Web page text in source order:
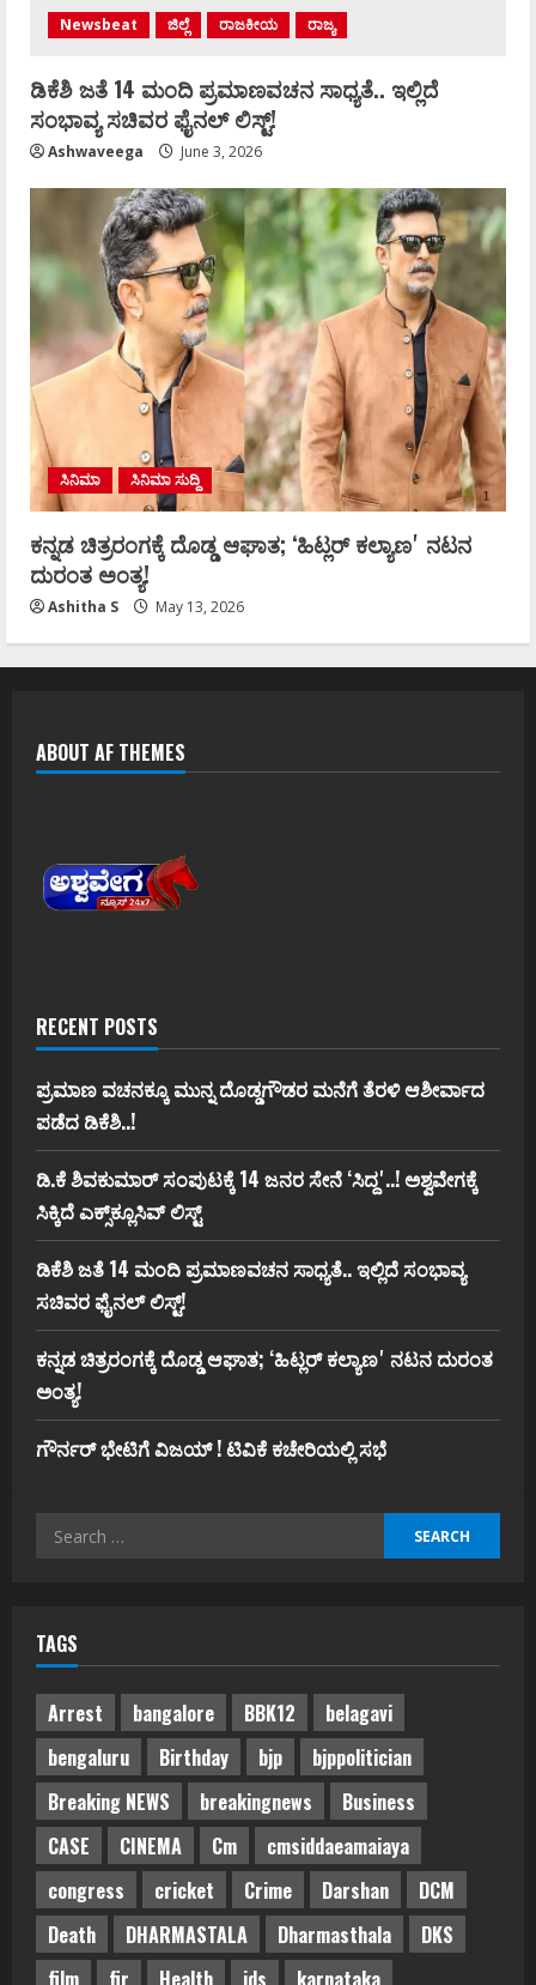
Newsbeat ಜಿಲ್ಲೆ ರಾಜಕೀಯ ರಾಜ್ಯ
ಡಿಕೆಶಿ ಜತೆ 14 ಮಂದಿ ಪ್ರಮಾಣವಚನ ಸಾಧ್ಯತೆ.. ಇಲ್ಲಿದೆ
ಸಂಭಾವ್ಯ ಸಚಿವರ ಫೈನಲ್ ಲಿಸ್ಟ್‌!
Ashwaveega June 3, 2026
ಸಿನಿಮಾ ಸಿನಿಮಾ ಸುದ್ದಿ
ಕನ್ನಡ ಚಿತ್ರರಂಗಕ್ಕೆ ದೊಡ್ಡ ಆಘಾತ; ʻಹಿಟ್ಲರ್ ಕಲ್ಯಾಣʼ ನಟನ
ದುರಂತ ಅಂತ್ಯ!
Ashitha S May 13, 2026
ABOUT AF THEMES
RECENT POSTS
ಪ್ರಮಾಣ ವಚನಕ್ಕೂ ಮುನ್ನ ದೊಡ್ಡಗೌಡರ ಮನೆಗೆ ತೆರಳಿ ಆಶೀರ್ವಾದ
ಪಡೆದ ಡಿಕೆಶಿ..!
ಡಿ.ಕೆ ಶಿವಕುಮಾರ್‌ ಸಂಪುಟಕ್ಕೆ 14 ಜನರ ಸೇನೆ ʻಸಿದ್ದʼ..! ಅಶ್ವವೇಗಕ್ಕೆ
ಸಿಕ್ಕಿದೆ ಎಕ್ಸ್‌ಕ್ಲೂಸಿವ್‌ ಲಿಸ್ಟ್‌
ಡಿಕೆಶಿ ಜತೆ 14 ಮಂದಿ ಪ್ರಮಾಣವಚನ ಸಾಧ್ಯತೆ.. ಇಲ್ಲಿದೆ ಸಂಭಾವ್ಯ
ಸಚಿವರ ಫೈನಲ್ ಲಿಸ್ಟ್‌!
ಕನ್ನಡ ಚಿತ್ರರಂಗಕ್ಕೆ ದೊಡ್ಡ ಆಘಾತ; ʻಹಿಟ್ಲರ್ ಕಲ್ಯಾಣʼ ನಟನ ದುರಂತ
ಅಂತ್ಯ!
ಗೌರ್ನರ್‌ ಭೇಟಿಗೆ ವಿಜಯ್‌ ! ಟಿವಿಕೆ ಕಚೇರಿಯಲ್ಲಿ ಸಭೆ
Search
TAGS
Arrest bangalore BBK12
belagavi
bengaluru
Birthday bjp
bjppolitician
Breaking NEWS
breakingnews
Business
CASE
CINEMA Cm
cmsiddaeamaiaya
congress
cricket Crime Darshan
DCM
Death
DHARMASTALA Dharmasthala
DKS
film
fir Health jds karnataka